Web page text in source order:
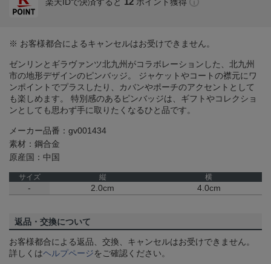
※ お客様都合によるキャンセルはお受けできません。
ゼンリンとギラヴァンツ北九州がコラボレーションした、北九州
市の地形デザインのピンバッジ。 ジャケットやコートの襟元にワ
ンポイントでプラスしたり、カバンやポーチのアクセントとして
も楽しめます。 特別感のあるピンバッジは、ギフトやコレクショ
ンとしても思わず手に取りたくなるひと品です。
メーカー品番：gv001434
素材：鋼合金
原産国：中国
サイズ 縦 横
- 2.0cm 4.0cm
返品・交換について
お客様都合による返品、交換、キャンセルはお受けできません。
詳しくはヘルプページをご確認ください。